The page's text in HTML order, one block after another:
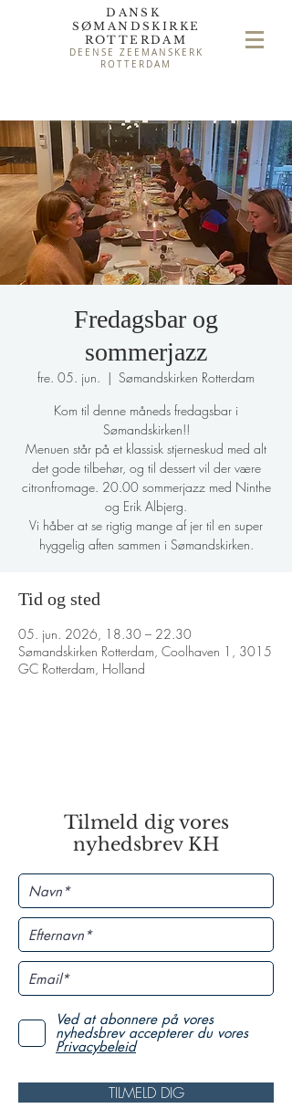
DANSK
SØMAND SKIRKE
ROTTERDAM
DEENSE ZEEMANSKERK
ROTTERDAM
Fredagsbar og
sommerjazz
fre. 05. jun.
  |
Sømandskirken Rotterdam
Kom til denne måneds fredagsbar i
Sømandskirken!!
Menuen står på et klassisk stjerneskud med alt
det gode tilbehør, og til dessert vil der være
citronfromage. 20.00 sommerjazz med Ninthe
og Erik Albjerg.
Vi håber at se rigtig mange af jer til en super
hyggelig aften sammen i Sømandskirken.
Tid og sted
05. jun. 2026, 18.30 – 22.30
Sømandskirken Rotterdam, Coolhaven 1, 3015
GC Rotterdam, Holland
Tilmeld dig vores
nyhedsbrev KH
Ved at abonnere på vores
nyhedsbrev accepterer du vores
Privacybeleid
TILMELD DIG